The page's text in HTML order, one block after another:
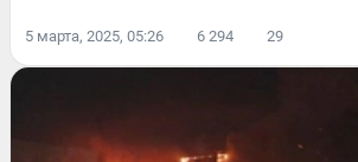
5 марта, 2025, 05:26 6 294 29